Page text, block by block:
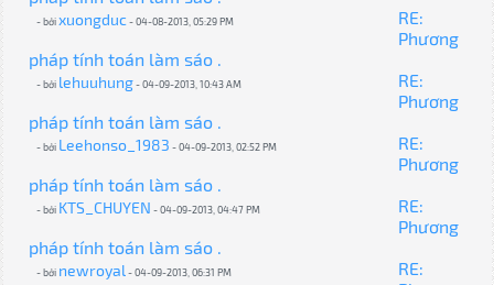
- bởixuongduc- 04-08-2013, 05:29 PM
RE:
Phương
pháp tính toán làm sáo .
- bởi lehuuhung- 04-09-2013, 10:43 AM
RE:
Phương
pháp tính toán làm sáo .
- bởi Leehonso_1983 - 04-09-2013, 02:52 PM
RE:
Phương
pháp tính toán làm sáo .
- bởi KTS_CHUYEN - 04-09-2013, 04:47 PM
RE:
Phương
pháp tính toán làm sáo .
- bởi newroyal- 04-09-2013, 06:31 PM
RE: